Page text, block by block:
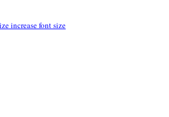
increase font size